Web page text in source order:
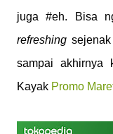
juga #eh. Bisa
refreshing
sampai akhirnya
Kayak Promo